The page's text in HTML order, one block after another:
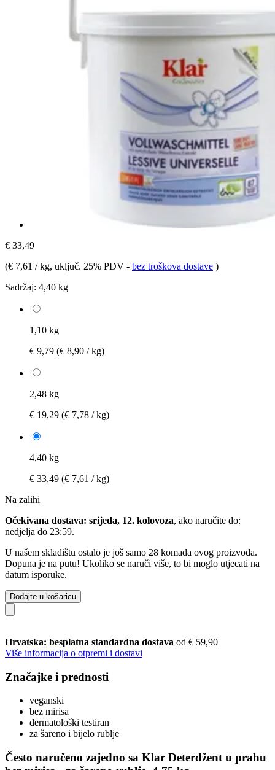
€ 33,49
(€ 7,61 / kg, uključ. 25% PDV - bez troškova dostave )
Sadržaj: 4,40 kg
1,10 kg
€ 9,79 (€ 8,90 / kg)
2,48 kg
€ 19,29 (€ 7,78 / kg)
4,40 kg
€ 33,49 (€ 7,61 / kg)
Na zalihi
Očekivana dostava: srijeda, 12. kolovoza, ako naručite do:
nedjelja do 23:59.
U našem skladištu ostalo je još samo 28 komada ovog proizvoda.
Dopuna je na putu! Ukoliko se naruči više, to bi moglo utjecati na
datum isporuke.
Dodajte u košaricu
Hrvatska: besplatna standardna dostava od € 59,90
Više informacija o otpremi i dostavi
Značajke i prednosti
veganski
bez mirisa
dermatološki testiran
za šareno i bijelo rublje
Često naručeno zajedno sa Klar Deterdžent u prahu